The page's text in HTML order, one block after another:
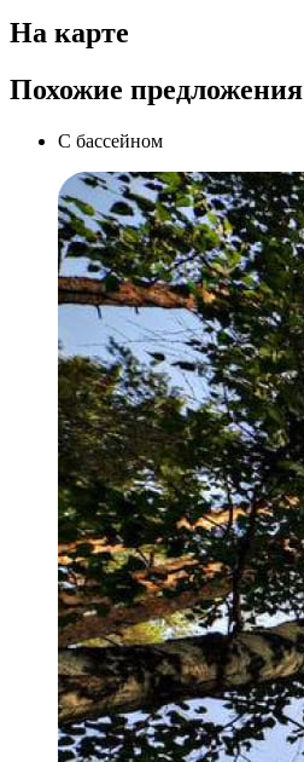
На карте
Похожие предложения
С бассейном